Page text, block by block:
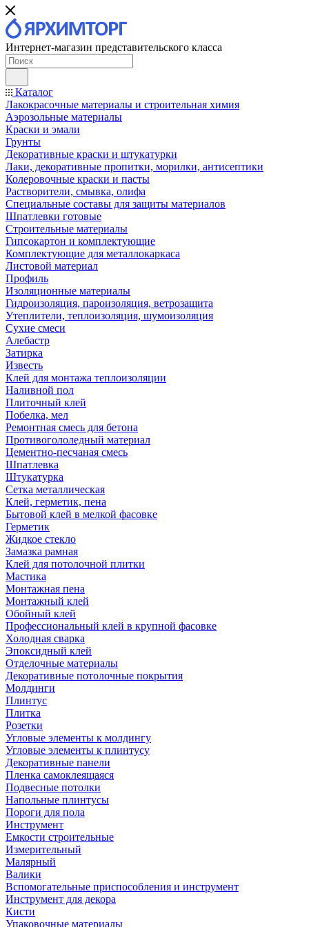
Интернет-магазин представительского класса
Каталог
Лакокрасочные материалы и строительная химия
Аэрозольные материалы
Краски и эмали
Грунты
Декоративные краски и штукатурки
Лаки, декоративные пропитки, морилки, антисептики
Колеровочные краски и пасты
Растворители, смывка, олифа
Специальные составы для защиты материалов
Шпатлевки готовые
Строительные материалы
Гипсокартон и комплектующие
Комплектующие для металлокаркаса
Листовой материал
Профиль
Изоляционные материалы
Гидроизоляция, пароизоляция, ветрозащита
Утеплители, теплоизоляция, шумоизоляция
Сухие смеси
Алебастр
Затирка
Известь
Клей для монтажа теплоизоляции
Наливной пол
Плиточный клей
Побелка, мел
Ремонтная смесь для бетона
Противогололедный материал
Цементно-песчаная смесь
Шпатлевка
Штукатурка
Сетка металлическая
Клей, герметик, пена
Бытовой клей в мелкой фасовке
Герметик
Жидкое стекло
Замазка рамная
Клей для потолочной плитки
Мастика
Монтажная пена
Монтажный клей
Обойный клей
Профессиональный клей в крупной фасовке
Холодная сварка
Эпоксидный клей
Отделочные материалы
Декоративные потолочные покрытия
Молдинги
Плинтус
Плитка
Розетки
Угловые элементы к молдингу
Угловые элементы к плинтусу
Декоративные панели
Пленка самоклеящаяся
Подвесные потолки
Напольные плинтусы
Пороги для пола
Инструмент
Емкости строительные
Измерительный
Малярный
Валики
Вспомогательные приспособления и инструмент
Инструмент для декора
Кисти
Упаковочные материалы